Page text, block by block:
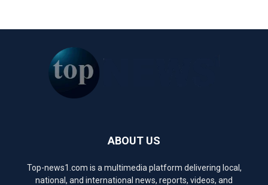
ABOUT US
Top-news1.com is a multimedia platform delivering local,
national, and international news, reports, videos, and